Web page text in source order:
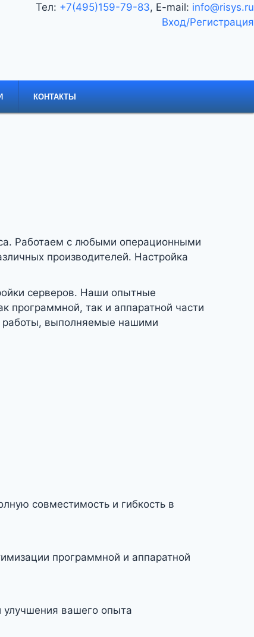
Тел: +7(495)159-79-83, E-mail: info@risys.ru
Вход/Регистрация
КОНТАКТЫ
Работаем с любыми операционными
производителей. Настройка
серверов. Наши опытные
программной, так и аппаратной части
работы, выполняемые нашими
совместимость и гибкость в
программной и аппаратной
улучшения вашего опыта